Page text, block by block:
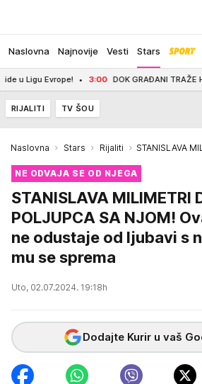
Naslovna Najnovije Vesti Stars
Evrope! 3:00 DOK GRAĐANI TRAŽE
RIJALITI TV ŠOU
Naslovna Stars Rijaliti STANISLAVA
NE ODVAJA SE OD NJEGA
STANISLAVA MILIMETRI
POLJUPCA SA NJOM!
ne odustaje od ljubavi s
mu se sprema
Uto, 02.07.2024. 19:18h
Dodajte Kurir u vaš